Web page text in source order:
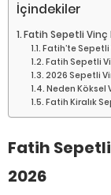
İçindekiler
Fatih Sepetli Vinç
Fatih’te
Fatih Sepetli
2026 Sepetli
Neden Köksel
Fatih Kiralık
Fatih
2026